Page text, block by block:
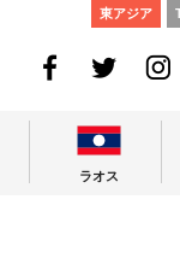
東アジア
ラオス